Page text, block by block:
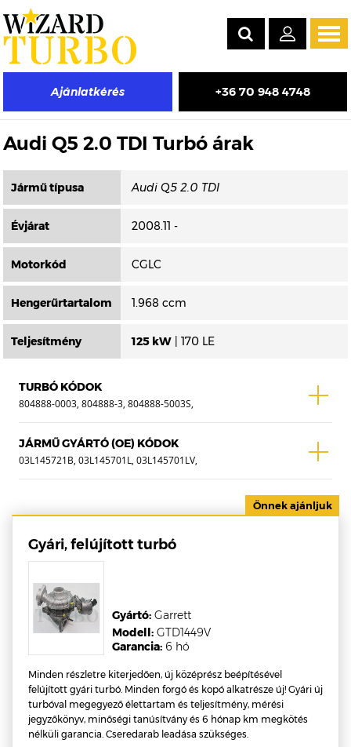
Ajánlatkérés +36 70 948 4748
Másik típus választása
Audi Q5 2.0 TDI Turbó árak
Jármű típusa
Évjárat 2008.11 -
Motorkód CGLC
Hengerűrtartalom 1.968 ccm
Teljesítmény 125 kW | 170 LE
TURBÓ KÓDOK
804888-0003, 804888-3, 804888-5003S,
817047-0001, 817047-1, 817047-5001S,
818987-0001, 818987-1, 818987-5001S
JÁRMŰ GYÁRTÓ (OE) KÓDOK
03L145721B, 03L145701L, 03L145701LV,
03L145701LX, 03L145721BY, 03L145721BX,
03L145701K, 03L145701KV, 03L145701KX
Gyári, felújított turbó
Garancia: 6 hó
Modell: GTD1449V
Gyártó: Garrett
Minden részletre kiterjedően, új középrész beépítésével
felújított gyári turbó. Minden forgó és kopó alkatrésze új! Gyári új
turbóval megegyező élettartam és teljesítmény, mérési
jegyzőkönyv, minőségi tanúsítvány és 6 hónap km megkötés
nélküli garancia. Cseredarab leadása szükséges.